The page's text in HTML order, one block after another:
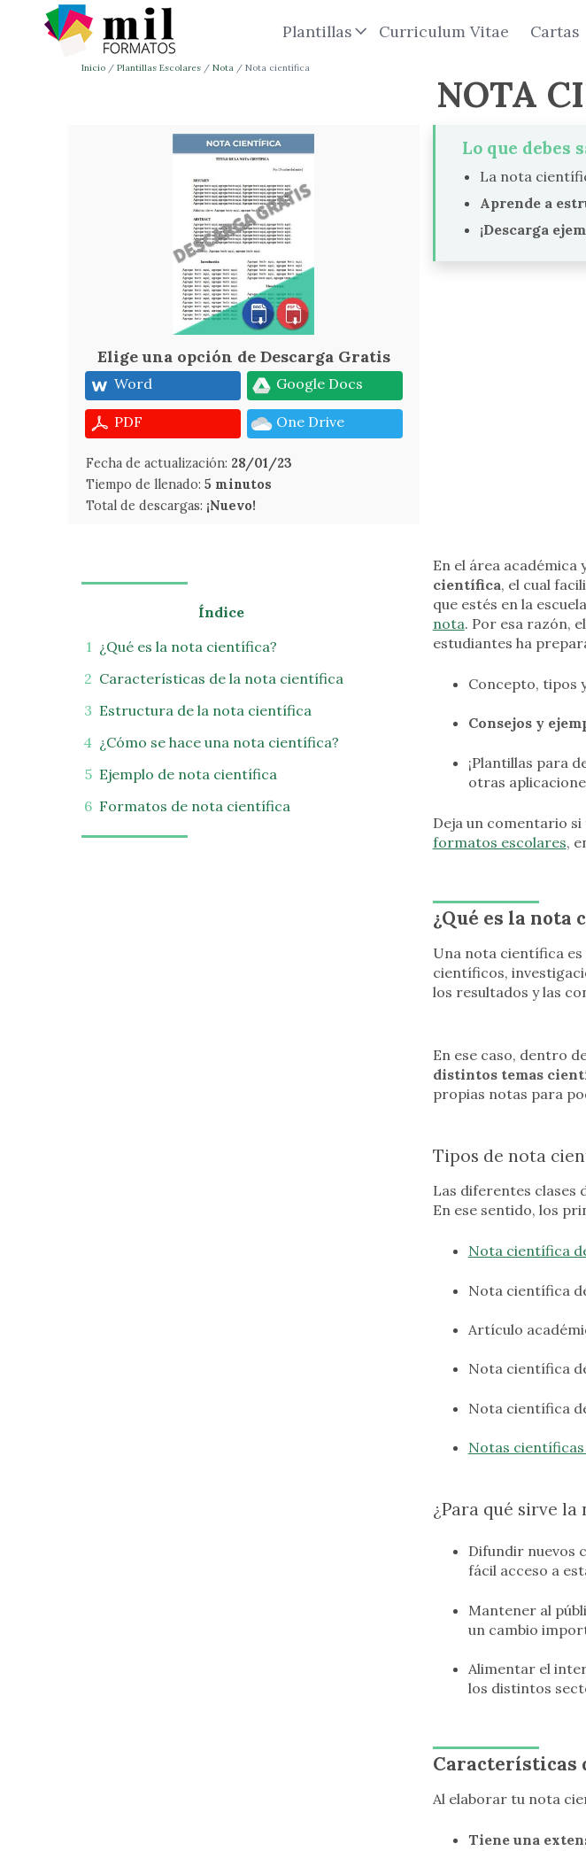
Plantillas Curriculum Vitae Cartas
Inicio Plantillas Escolares Nota Nota científica
NOTA
Elige una opción de Descarga Gratis
Word Google Docs
PDF One Drive
Fecha de actualización: 28/01/23
Tiempo de llenado: 5 minutos
Total de descargas: ¡Nuevo!
Lo que debes
La nota
Aprende a
¡Descarga
Índice
¿Qué es la nota científica?
Características de la nota científica
Estructura de la nota científica
¿Cómo se hace una nota científica?
Ejemplo de nota científica
Formatos de nota científica
En el área
científica, el cual
que estés en la
nota. Por esa razón,
estudiantes ha
Concepto, tipos
Consejos y
¡Plantillas para
otras
Deja un comentario
formatos escolares,
¿Qué es la nota
Una nota científica es
científicos,
los resultados y las
En ese caso, dentro
distintos temas
propias notas para
Tipos de nota
Las diferentes clases
En ese sentido, los
Nota científica
Nota científica
Artículo
Nota científica
Nota científica
Notas
¿Para qué sirve
Difundir nuevos
fácil acceso a
Mantener al
un cambio
Alimentar el
los distintos
Características
Al elaborar tu nota
Tiene una